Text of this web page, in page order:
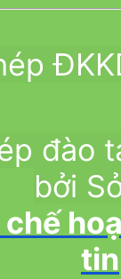
đào
bởi
chế
tin